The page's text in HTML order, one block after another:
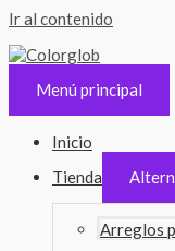
Ir al contenido
Menú principal
Inicio
Tienda
Arreglos